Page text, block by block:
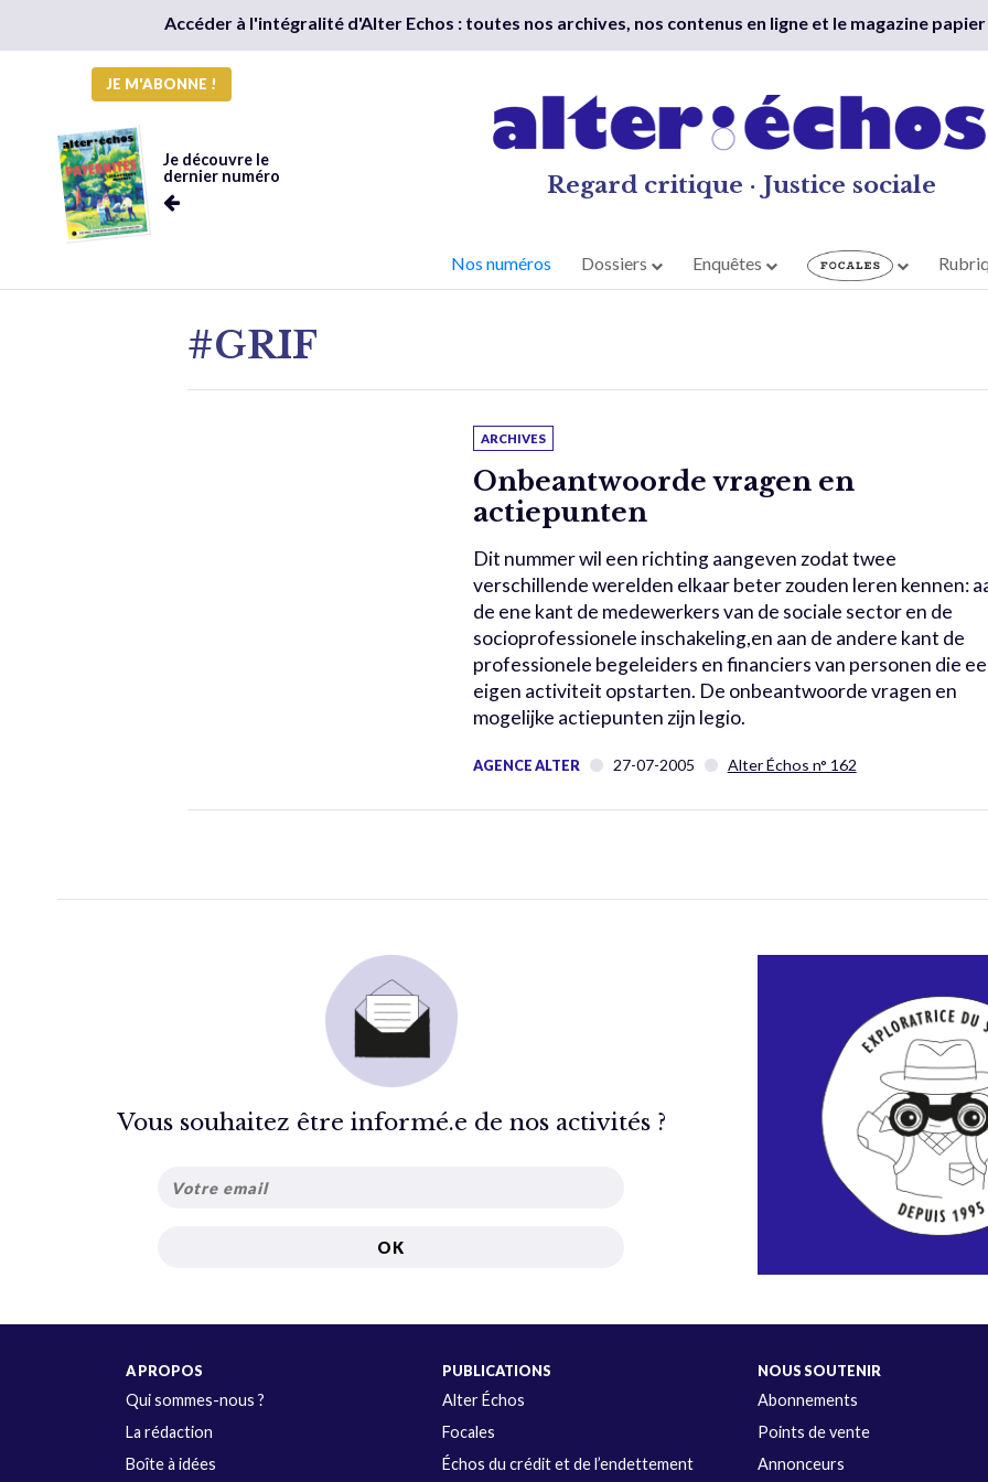
Accéder à l'intégralité d'Alter Echos : toutes nos archives, nos contenus en ligne et le magazine papier
JE M'ABONNE !
Je découvre le
dernier numéro
Regard critique · Justice sociale
Nos numéros Dossiers Enquêtes
#GRIF
ARCHIVES
Onbeantwoorde vragen en
actiepunten
Dit nummer wil een richting aangeven zodat twee
verschillende werelden elkaar beter zouden leren kennen:
de ene kant de medewerkers van de sociale sector en de
socioprofessionele inschakeling,en aan de andere kant de
professionele begeleiders en financiers van personen die
eigen activiteit opstarten. De onbeantwoorde vragen en
mogelijke actiepunten zijn legio.
AGENCE ALTER 27-07-2005 Alter Échos n° 162
Vous souhaitez être informé.e de nos activités ?
A PROPOS
Qui sommes-nous ?
La rédaction
Boîte à idées
PUBLICATIONS
Alter Échos
Focales
Échos du crédit et de l’endettement
NOUS SOUTENIR
Abonnements
Points de vente
Annonceurs